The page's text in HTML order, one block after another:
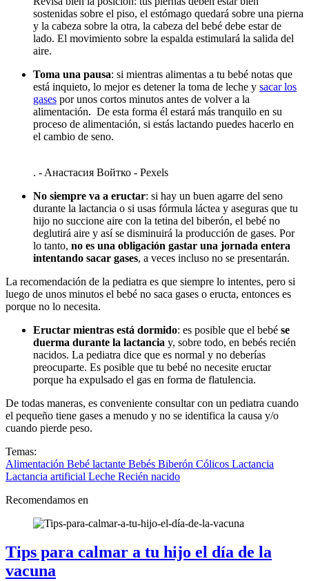
sostenidas sobre el piso, el estómago quedará sobre una pierna
y la cabeza sobre la otra, la cabeza del bebé debe estar de
lado. El movimiento sobre la espalda estimulará la salida del
aire.
Toma una pausa: si mientras alimentas a tu bebé notas que
está inquieto, lo mejor es detener la toma de leche y sacar los
gases por unos cortos minutos antes de volver a la
alimentación. De esta forma él estará más tranquilo en su
proceso de alimentación, si estás lactando puedes hacerlo en
el cambio de seno.
. - Aнастасия Bойтко - Pexels
No siempre va a eructar: si hay un buen agarre del seno
durante la lactancia o si usas fórmula láctea y aseguras que tu
hijo no succione aire con la tetina del biberón, el bebé no
deglutirá aire y así se disminuirá la producción de gases. Por
lo tanto, no es una obligación gastar una jornada entera
intentando sacar gases, a veces incluso no se presentarán.
La recomendación de la pediatra es que siempre lo intentes, pero si
luego de unos minutos el bebé no saca gases o eructa, entonces es
porque no lo necesita.
Eructar mientras está dormido: es posible que el bebé se
duerma durante la lactancia y, sobre todo, en bebés recién
nacidos. La pediatra dice que es normal y no deberías
preocuparte. Es posible que tu bebé no necesite eructar
porque ha expulsado el gas en forma de flatulencia.
De todas maneras, es conveniente consultar con un pediatra cuando
el pequeño tiene gases a menudo y no se identifica la causa y/o
cuando pierde peso.
Temas:
Alimentación Bebé lactante Bebés Biberón Cólicos Lactancia
Lactancia artificial Leche Recién nacido
Recomendamos en
Tips para calmar a tu hijo el día de la
vacuna